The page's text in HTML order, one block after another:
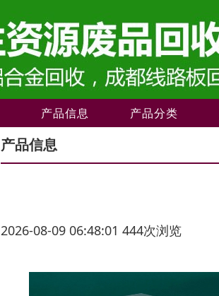
产品信息 产品分类
产品信息
2026-08-09 06:48:01 444次浏览